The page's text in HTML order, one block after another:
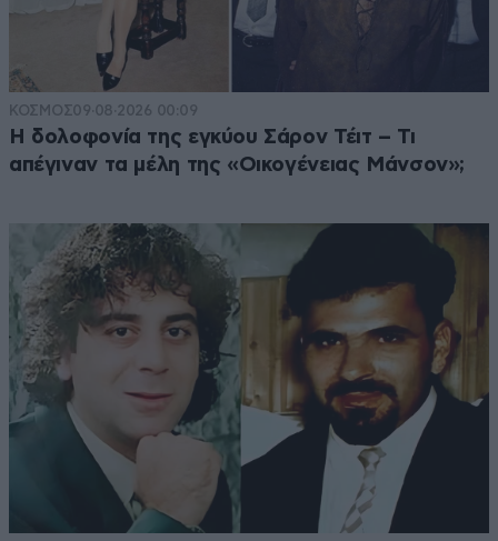
ΚΟΣΜΟΣ09·08·2026 00:09
Η δολοφονία της εγκύου Σάρον Τέιτ – Τι
απέγιναν τα μέλη της «Οικογένειας Μάνσον»;